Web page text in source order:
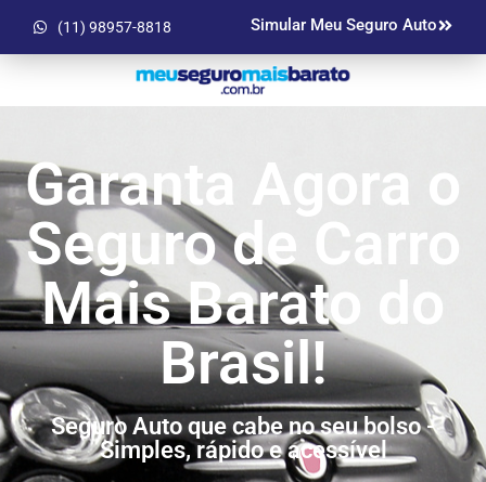
(11) 98957-8818 Simular Meu Seguro Auto
Garanta Agora o
Seguro de Carro
Mais Barato do
Brasil!
Seguro Auto que cabe no seu bolso -
Simples, rápido e acessível